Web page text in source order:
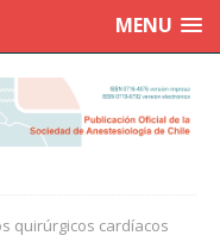
MENU
quirúrgicos cardíacos